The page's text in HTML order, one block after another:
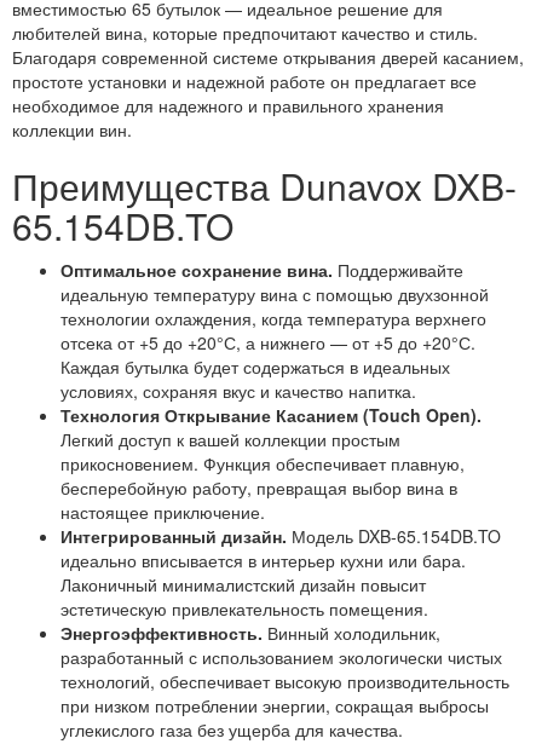
вместимостью 65 бутылок — идеальное решение для
любителей вина, которые предпочитают качество и стиль.
Благодаря современной системе открывания дверей касанием,
простоте установки и надежной работе он предлагает все
необходимое для надежного и правильного хранения
коллекции вин.
Преимущества Dunavox DXB-
65.154DB.TO
Оптимальное сохранение вина. Поддерживайте
идеальную температуру вина с помощью двухзонной
технологии охлаждения, когда температура верхнего
отсека от +5 до +20°С, а нижнего — от +5 до +20°С.
Каждая бутылка будет содержаться в идеальных
условиях, сохраняя вкус и качество напитка.
Технология Открывание Касанием (Touch Open).
Легкий доступ к вашей коллекции простым
прикосновением. Функция обеспечивает плавную,
бесперебойную работу, превращая выбор вина в
настоящее приключение.
Интегрированный дизайн. Модель DXB-65.154DB.TO
идеально вписывается в интерьер кухни или бара.
Лаконичный минималистский дизайн повысит
эстетическую привлекательность помещения.
Энергоэффективность. Винный холодильник,
разработанный с использованием экологически чистых
технологий, обеспечивает высокую производительность
при низком потреблении энергии, сокращая выбросы
углекислого газа без ущерба для качества.